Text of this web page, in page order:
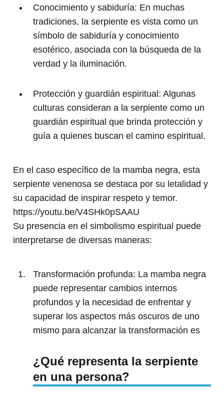
Conocimiento y sabiduría: En muchas
tradiciones, la serpiente es vista como un
símbolo de sabiduría y conocimiento
esotérico, asociada con la búsqueda de la
verdad y la iluminación.
Protección y guardián espiritual: Algunas
culturas consideran a la serpiente como un
guardián espiritual que brinda protección y
guía a quienes buscan el camino espiritual.
En el caso específico de la mamba negra, esta
serpiente venenosa se destaca por su letalidad y
su capacidad de inspirar respeto y temor.
https://youtu.be/V4SHk0pSAAU
Su presencia en el simbolismo espiritual puede
interpretarse de diversas maneras:
Transformación profunda: La mamba negra
puede representar cambios internos
profundos y la necesidad de enfrentar y
superar los aspectos más oscuros de uno
mismo para alcanzar la transformación es
¿Qué representa la serpiente
en una persona?